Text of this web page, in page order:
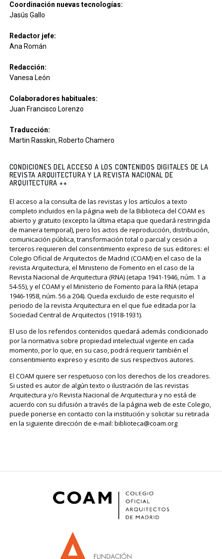
Coordinación nuevas tecnologías:
Jasús Gallo
Redactor jefe:
Ana Román
Redacción:
Vanesa León
Colaboradores habituales:
Juan Francisco Lorenzo
Traducción:
Martin Rasskin, Roberto Chamero
CONDICIONES DEL ACCESO A LOS CONTENIDOS DIGITALES DE LA
REVISTA ARQUITECTURA Y LA REVISTA NACIONAL DE
ARQUITECTURA ++
El acceso a la consulta de las revistas y los artículos a texto
completo incluidos en la página web de la Biblioteca del COAM es
abierto y gratuito (excepto la última etapa que quedará restringida
de manera temporal), pero los actos de reproducción, distribución,
comunicación pública, transformación total o parcial y cesión a
terceros requieren del consentimiento expreso de sus editores: el
Colegio Oficial de Arquitectos de Madrid (COAM) en el caso de la
revista Arquitectura, el Ministerio de Fomento en el caso de la
Revista Nacional de Arquitectura (RNA) (etapa 1941-1946, núm. 1 a
54-55), y el COAM y el Ministerio de Fomento para la RNA (etapa
1946-1958, núm. 56 a 204). Queda excluido de este requisito el
periodo de la revista Arquitectura en el que fue editada por la
Sociedad Central de Arquitectos (1918-1931).
El uso de los referidos contenidos quedará además condicionado
por la normativa sobre propiedad intelectual vigente en cada
momento, por lo que, en su caso, podrá requerir también el
consentimiento expreso y escrito de sus respectivos autores.
El COAM quiere ser respetuoso con los derechos de los creadores.
Si usted es autor de algún texto o ilustración de las revistas
Arquitectura y/o Revista Nacional de Arquitectura y no está de
acuerdo con su difusión a través de la página web de este Colegio,
puede ponerse en contacto con la institución y solicitar su retirada
en la siguiente dirección de e-mail: biblioteca@coam.org